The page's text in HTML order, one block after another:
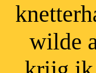
wilde